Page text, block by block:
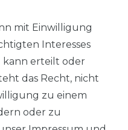
unter :
0421 - 434430
mit
mit Einwilligung
Interesses
kann erteilt oder
das Recht, nicht
zu einem
oder zu